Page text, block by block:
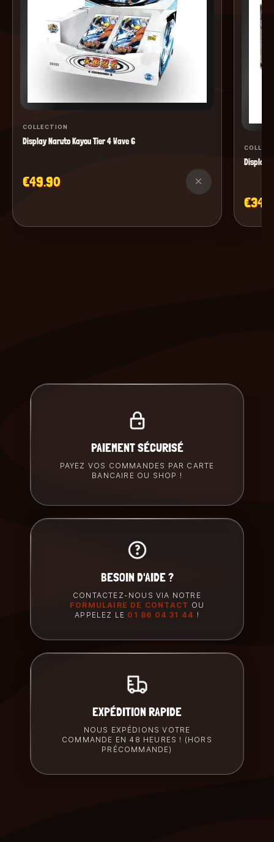
COLLECTION
Display Naruto Kayou Tier 4 Wave 6
€49.90 ×
Display
PAIEMENT SÉCURISÉ
PAYEZ VOS COMMANDES PAR CARTE
BANCAIRE OU SHOP !
BESOIN D'AIDE ?
CONTACTEZ-NOUS VIA NOTRE
FORMULAIRE DE CONTACT OU
APPELEZ LE 01 86 04 31 44 !
EXPÉDITION RAPIDE
NOUS EXPÉDIONS VOTRE
COMMANDE EN 48 HEURES ! (HORS
PRÉCOMMANDE)